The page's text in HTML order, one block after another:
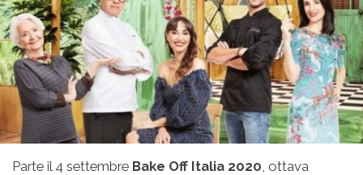
Parte il 4 settembre Bake Off Italia 2020, ottava